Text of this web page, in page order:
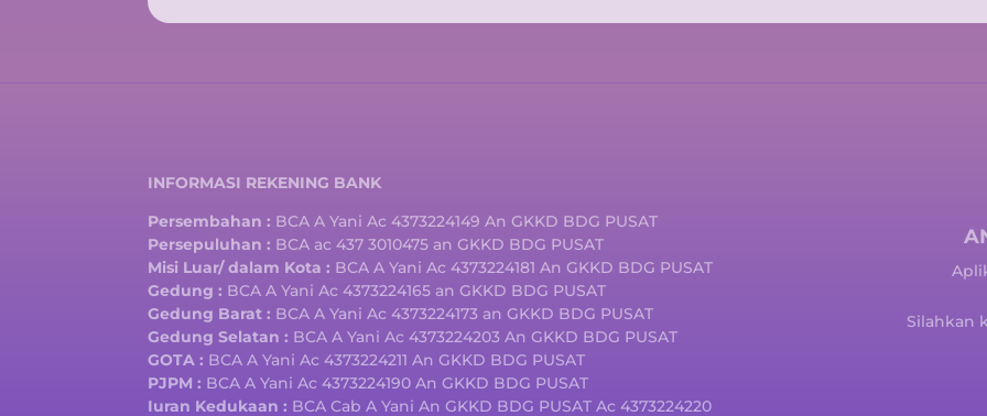
INFORMASI REKENING BANK
Persembahan : BCA A Yani Ac 4373224149 An GKKD BDG PUSAT
Persepuluhan : BCA ac 437 3010475 an GKKD BDG PUSAT
Misi Luar/ dalam Kota : BCA A Yani Ac 4373224181 An GKKD BDG PUSAT
Gedung : BCA A Yani Ac 4373224165 an GKKD BDG PUSAT
Gedung Barat : BCA A Yani Ac 4373224173 an GKKD BDG PUSAT
Gedung Selatan : BCA A Yani Ac 4373224203 An GKKD BDG PUSAT
GOTA : BCA A Yani Ac 4373224211 An GKKD BDG PUSAT
PJPM : BCA A Yani Ac 4373224190 An GKKD BDG PUSAT
Iuran Kedukaan : BCA Cab A Yani An GKKD BDG PUSAT Ac 4373224220
Silahkan